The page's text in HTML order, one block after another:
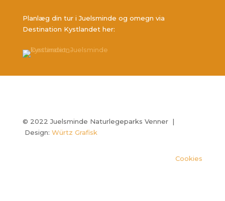
Planlæg din tur i Juelsminde og omegn via
Destination Kystlandet her:
© 2022 Juelsminde Naturlegeparks Venner |
Design: Würtz Grafisk
Cookies